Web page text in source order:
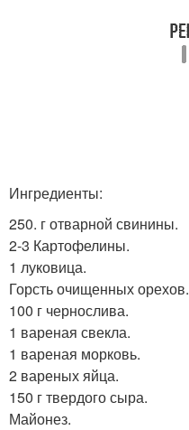
Ингредиенты:
250. г отварной свинины.
2-3 Картофелины.
1 луковица.
Горсть очищенных орехов.
100 г чернослива.
1 вареная свекла.
1 вареная морковь.
2 вареных яйца.
150 г твердого сыра.
Майонез.